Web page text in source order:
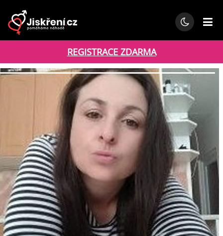
REGISTRACE ZDARMA